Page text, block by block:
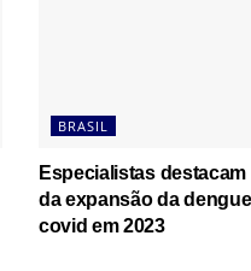
BRASIL
Especialistas
da expansão da
covid em 2023